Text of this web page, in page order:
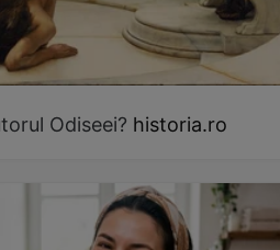
Odiseei? historia.ro